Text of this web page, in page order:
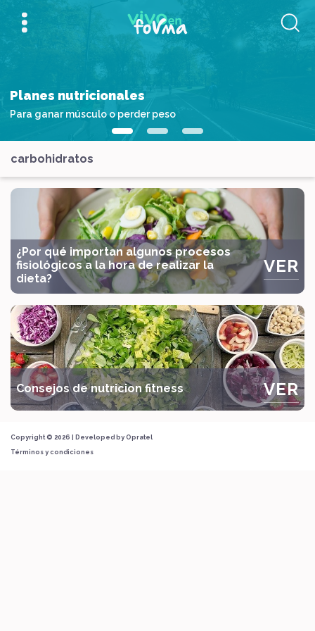
Planes nutricionales
Para ganar músculo o perder peso
carbohidratos
¿Por qué importan algunos procesos
fisiológicos a la hora de realizar la
dieta?
VER
Consejos de nutricion fitness VER
Copyright © 2026 | Developed by Opratel
Términos y condiciones